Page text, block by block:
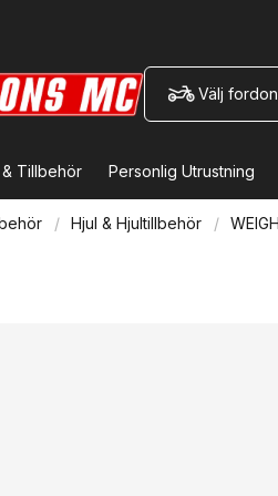
Välj fordon
Tillbehör Personlig Utrustning
Hjul & Hjultillbehör